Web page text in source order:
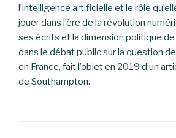
l’intelligence artificielle et le rôle
jouer dans l’ère de la révolution
ses écrits et la dimension politique
dans le débat public sur la question
en France, fait l’objet en 2019 d’un
de Southampton.